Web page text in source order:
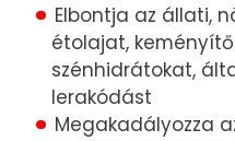
Elbontja az állati,
étolajat,
szénhidrátokat,
lerakódást
Megakadályozza